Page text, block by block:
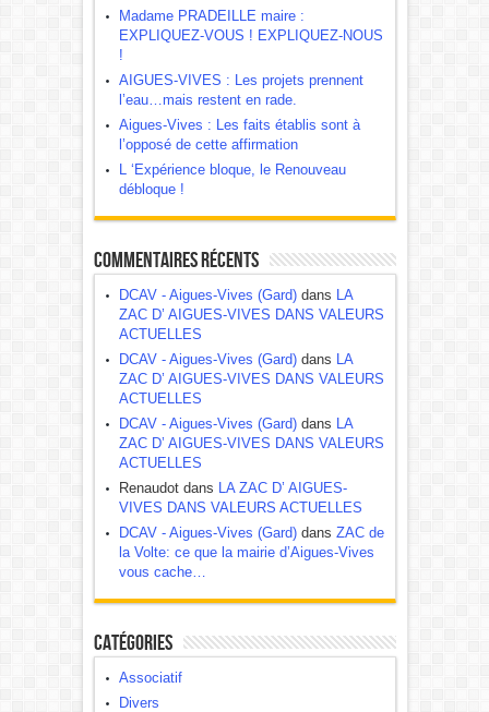
Madame PRADEILLE maire :
EXPLIQUEZ-VOUS ! EXPLIQUEZ-NOUS
!
AIGUES-VIVES : Les projets prennent
l’eau…mais restent en rade.
Aigues-Vives : Les faits établis sont à
l’opposé de cette affirmation
L ‘Expérience bloque, le Renouveau
débloque !
Commentaires récents
DCAV - Aigues-Vives (Gard)dans LA
ZAC D’ AIGUES-VIVES DANS VALEURS
ACTUELLES
DCAV - Aigues-Vives (Gard)dans LA
ZAC D’ AIGUES-VIVES DANS VALEURS
ACTUELLES
DCAV - Aigues-Vives (Gard)dans LA
ZAC D’ AIGUES-VIVES DANS VALEURS
ACTUELLES
Renaudot dans LA ZAC D’ AIGUES-
VIVES DANS VALEURS ACTUELLES
DCAV - Aigues-Vives (Gard)dans ZAC de
la Volte: ce que la mairie d’Aigues-Vives
vous cache…
Catégories
Associatif
Divers